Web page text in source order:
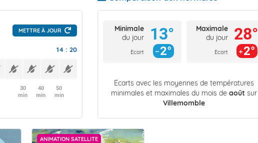
METTRE À JOUR
14 : 20
30
min
40
min
50
min
Minimale
du jour
Ecart
13°
2°
Maximale
du jour
Ecart
28°
2°
Écarts avec les moyennes de températures
minimales et maximales du mois de août sur
Villemomble
ANIMATION SATELLITE